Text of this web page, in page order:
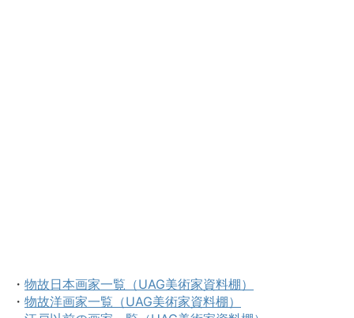
・ 物故日本画家一覧（UAG美術家資料棚）
・ 物故洋画家一覧（UAG美術家資料棚）